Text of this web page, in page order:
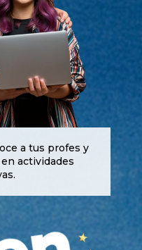
a tus profes y
actividades